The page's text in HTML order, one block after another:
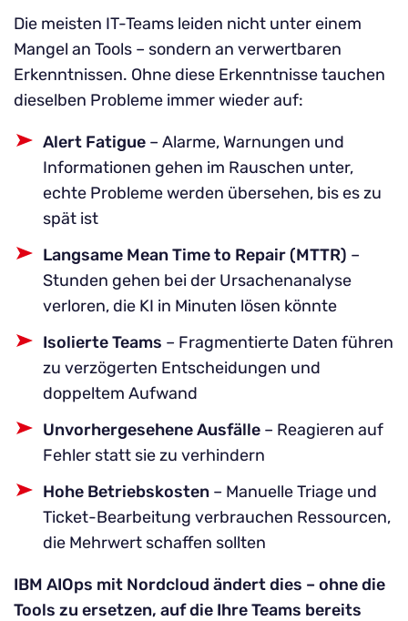
Die meisten IT-Teams leiden nicht unter einem
Mangel an Tools – sondern an verwertbaren
Erkenntnissen. Ohne diese Erkenntnisse tauchen
dieselben Probleme immer wieder auf:
Alert Fatigue – Alarme, Warnungen und
Informationen gehen im Rauschen unter,
echte Probleme werden übersehen, bis es zu
spät ist
Langsame Mean Time to Repair (MTTR) –
Stunden gehen bei der Ursachenanalyse
verloren, die KI in Minuten lösen könnte
Isolierte Teams – Fragmentierte Daten führen
zu verzögerten Entscheidungen und
doppeltem Aufwand
Unvorhergesehene Ausfälle – Reagieren auf
Fehler statt sie zu verhindern
Hohe Betriebskosten – Manuelle Triage und
Ticket-Bearbeitung verbrauchen Ressourcen,
die Mehrwert schaffen sollten
IBM AIOps mit Nordcloud ändert dies – ohne die
Tools zu ersetzen, auf die Ihre Teams bereits